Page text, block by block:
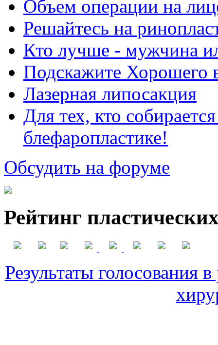
Объем операции на
Решайтесь на
Кто лучше - мужчина
Подскажите Хорошего
Лазерная липосакция
Для тех, кто
блефаропластике!
Обсудить на форуме
Рейтинг
Результаты голосования